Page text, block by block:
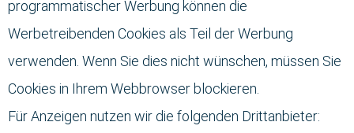
programmatischer Werbung können die
Werbetreibenden Cookies als Teil der Werbung
verwenden. Wenn Sie dies nicht wünschen, müssen Sie
Cookies in Ihrem Webbrowser blockieren.
Für Anzeigen nutzen wir die folgenden Drittanbieter: